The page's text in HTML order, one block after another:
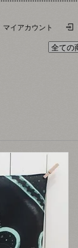
マイアカウント